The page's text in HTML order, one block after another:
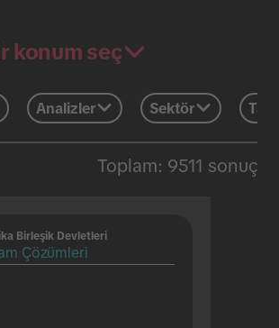
konum seç
Analizler Sektör
Toplam: 9511 sonuç
Birleşik Devletleri
Çözümleri